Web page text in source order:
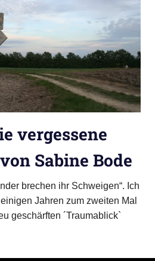
vergessene
Sabine Bode
brechen ihr Schweigen“. Ich
Jahren zum zweiten Mal
geschärften ´Traumablick`